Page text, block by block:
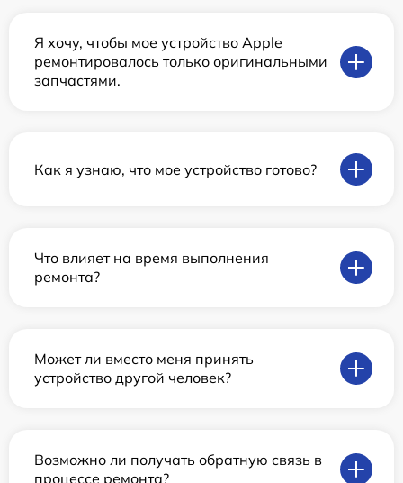
Я хочу, чтобы мое устройство Apple
ремонтировалось только оригинальными
запчастями.
Как я узнаю, что мое устройство готово?
Что влияет на время выполнения
ремонта?
Может ли вместо меня принять
устройство другой человек?
Возможно ли получать обратную связь в
процессе ремонта?